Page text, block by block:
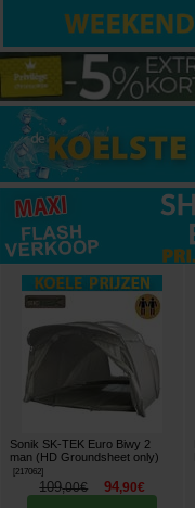
Sonik SK-TEK Euro Biwy 2
man (HD Groundsheet only)
[217062]
109,00€ 94,90€